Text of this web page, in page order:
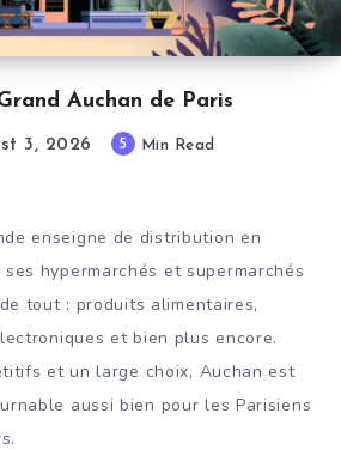
Auchan de Paris
3, 2026 5 Min Read
enseigne de distribution en
hypermarchés et supermarchés
tout : produits alimentaires,
et bien plus encore.
et un large choix, Auchan est
aussi bien pour les Parisiens